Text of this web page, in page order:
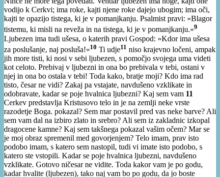
vodijo k Cerkvi; ima roke, kajti njene roke dajejo ubogim; ima oči,
kajti te opazijo tistega, ki je v pomanjkanju. Psalmist pravi: »Blagor
tistemu, ki misli na reveža in na tistega, ki je v pomanjkanju.«9
Ljubezen ima tudi ušesa, o katerih pravi Gospod: »Kdor ima ušesa
za poslušanje, naj posluša!«10 Ti udje11 niso krajevno ločeni, ampak
jih more tisti, ki nosi v sebi ljubezen, s pomočjo svojega uma videti
kot celoto. Prebivaj v ljubezni in ona bo prebivala v tebi, ostani v
njej in ona bo ostala v tebi! Toda kako, bratje moji? Kdo ima rad
tisto, česar ne vidi? Zakaj pa vstajate, navdušeno vzklikate in
odobravate, kadar se poje hvalnica ljubezni? Kaj sem vam 11
Cerkev predstavlja Kristusovo telo in je na zemlji neke vrste
razodetje Boga. pokazal? Sem mar postavil pred vas neke barve? Ali
sem vam dal na izbiro zlato in srebro? Ali sem iz zakladnic izkopal
dragocene kamne? Kaj sem takšnega pokazal vašim očem? Mar se
je moj obraz spremenil med govorjenjem? Telo imam, prav isto
podobo imam, s katero sem nastopil, tudi vi imate isto podobo, s
katero ste vstopili. Kadar se poje hvalnica ljubezni, navdušeno
vzklikate. Gotovo ničesar ne vidite. Toda kakor vam je po godu,
kadar hvalite (ljubezen), tako naj vam bo po godu, da jo boste